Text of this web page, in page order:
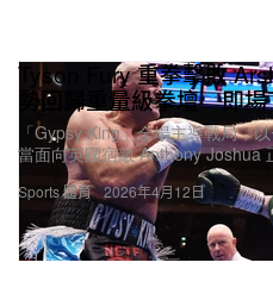
Sports 體育
Tyson Fury 重拳擊敗
勢回歸重量級拳壇 即
「Gypsy King」全場主導戰局，
當面向英國宿敵 Anthony Joshua
2026年4月12日